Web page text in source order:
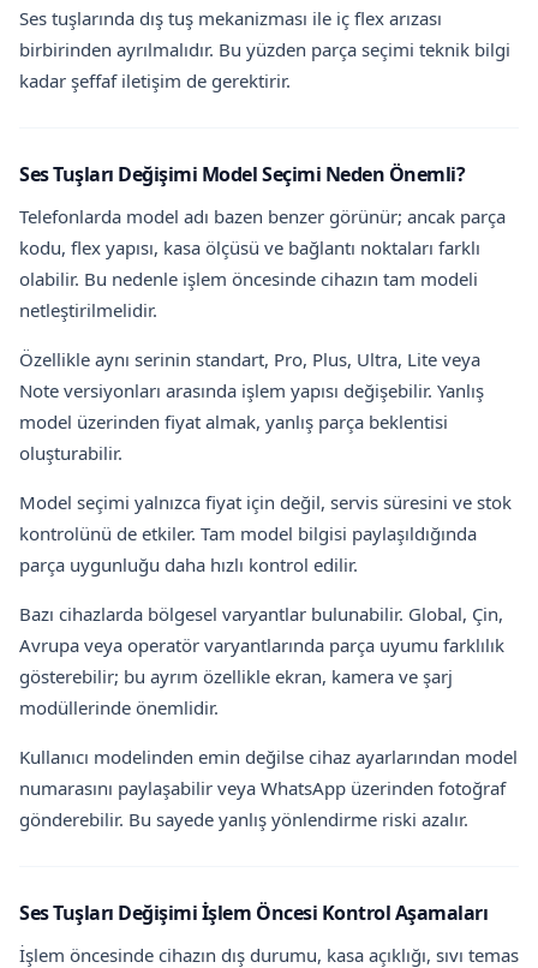
Ses tuşlarında dış tuş mekanizması ile iç flex arızası
birbirinden ayrılmalıdır. Bu yüzden parça seçimi teknik bilgi
kadar şeffaf iletişim de gerektirir.
Ses Tuşları Değişimi Model Seçimi Neden Önemli?
Telefonlarda model adı bazen benzer görünür; ancak parça
kodu, flex yapısı, kasa ölçüsü ve bağlantı noktaları farklı
olabilir. Bu nedenle işlem öncesinde cihazın tam modeli
netleştirilmelidir.
Özellikle aynı serinin standart, Pro, Plus, Ultra, Lite veya
Note versiyonları arasında işlem yapısı değişebilir. Yanlış
model üzerinden fiyat almak, yanlış parça beklentisi
oluşturabilir.
Model seçimi yalnızca fiyat için değil, servis süresini ve stok
kontrolünü de etkiler. Tam model bilgisi paylaşıldığında
parça uygunluğu daha hızlı kontrol edilir.
Bazı cihazlarda bölgesel varyantlar bulunabilir. Global, Çin,
Avrupa veya operatör varyantlarında parça uyumu farklılık
gösterebilir; bu ayrım özellikle ekran, kamera ve şarj
modüllerinde önemlidir.
Kullanıcı modelinden emin değilse cihaz ayarlarından model
numarasını paylaşabilir veya WhatsApp üzerinden fotoğraf
gönderebilir. Bu sayede yanlış yönlendirme riski azalır.
Ses Tuşları Değişimi İşlem Öncesi Kontrol Aşamaları
İşlem öncesinde cihazın dış durumu, kasa açıklığı, sıvı temas